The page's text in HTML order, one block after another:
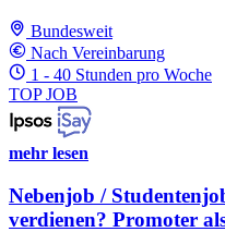
Bundesweit
Nach Vereinbarung
1 - 40 Stunden pro Woche
TOP JOB
mehr lesen
Nebenjob /
verdienen? Promoter